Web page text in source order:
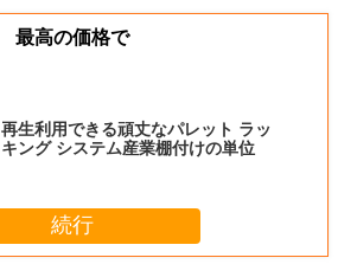
最高の価格で
再生利用できる頑丈なパレット ラッ
キング システム産業棚付けの単位
続行